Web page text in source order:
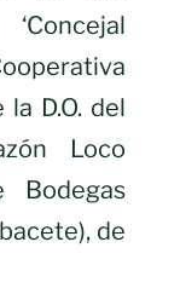
D.O. del
Loco
Bodegas
de